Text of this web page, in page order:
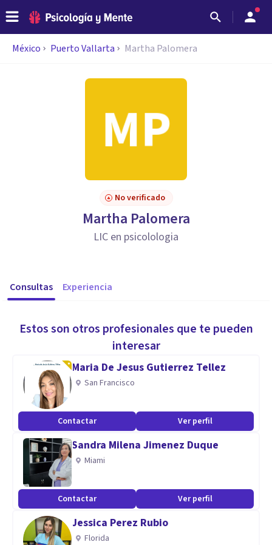
México Puerto Vallarta Martha Palomera
No verificado
Martha Palomera
LIC en psicolologia
Consultas Experiencia
Estos son otros profesionales que te pueden
interesar
Maria De Jesus Gutierrez Tellez
San Francisco
Contactar Ver perfil
Sandra Milena Jimenez Duque
Miami
Contactar Ver perfil
Jessica Perez Rubio
Florida